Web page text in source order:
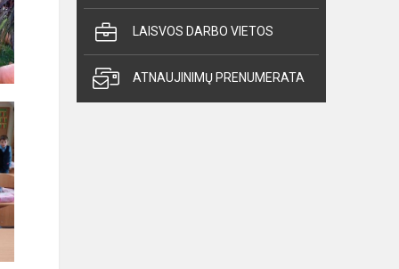
LAISVOS DARBO VIETOS
ATNAUJINIMŲ PRENUMERATA